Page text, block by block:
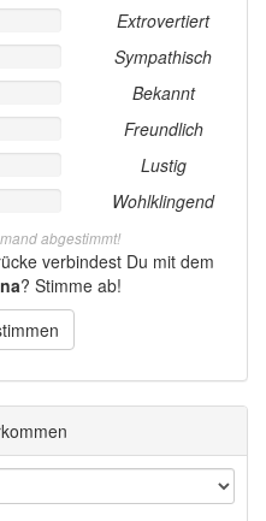
Extrovertiert
Sympathisch
Bekannt
Freundlich
Lustig
Wohlklingend
abgestimmt!
verbindest Du mit dem
? Stimme ab!